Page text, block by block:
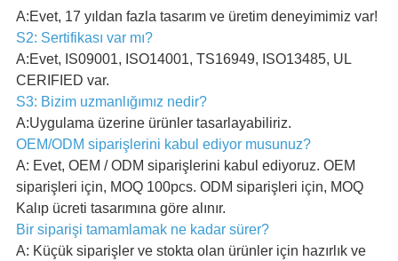
A:Evet, 17 yıldan fazla tasarım ve üretim deneyimimiz var!
S2: Sertifikası var mı?
A:Evet, IS09001, ISO14001, TS16949, ISO13485, UL
CERIFIED var.
S3: Bizim uzmanlığımız nedir?
A:Uygulama üzerine ürünler tasarlayabiliriz.
OEM/ODM siparişlerini kabul ediyor musunuz?
A: Evet, OEM / ODM siparişlerini kabul ediyoruz. OEM
siparişleri için, MOQ 100pcs. ODM siparişleri için, MOQ
Kalıp ücreti tasarımına göre alınır.
Bir siparişi tamamlamak ne kadar sürer?
A: Küçük siparişler ve stokta olan ürünler için hazırlık ve